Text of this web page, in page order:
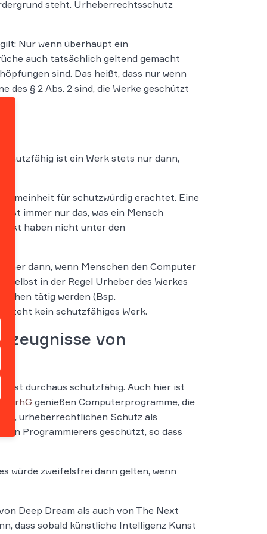
steht. Urheberrechtsschutz
Nur wenn überhaupt ein
auch tatsächlich geltend gemacht
sind. Das heißt, dass nur wenn
des § 2 Abs. 2 sind, die Werke geschützt
ist ein Werk stets nur dann,
für schutzwürdig erachtet. Eine
ist immer nur das, was ein Mensch
haben nicht unter den
dann, wenn Menschen den Computer
in der Regel Urheber des Werkes
tätig werden (Bsp.
kein schutzfähiges Werk.
von
ist durchaus schutzfähig. Auch hier ist
UrhG genießen Computerprogramme, die
urheberrechtlichen Schutz als
Programmierers geschützt, so dass
würde zweifelsfrei dann gelten, wenn
Deep Dream als auch von The Next
dass sobald künstliche Intelligenz Kunst